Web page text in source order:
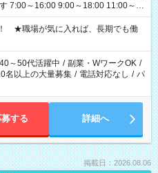
7:00～16:00 9:00～18:00 11:00～
できません ※法令に基づき、週20時
加入対象となります ※労働者派遣法
により、短時間・短期間の就業はご
す
★職場が気に入れば、長期でも働
40～50代活躍中 / 副業・WワークOK /
名以上の大量募集 / 電話対応なし / パ
募する 詳細へ
掲載日：2026.08.06